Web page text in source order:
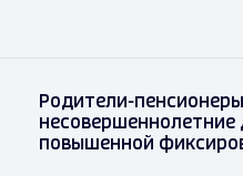
Родители-
повышенной